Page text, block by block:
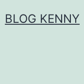
BLOG KENNY